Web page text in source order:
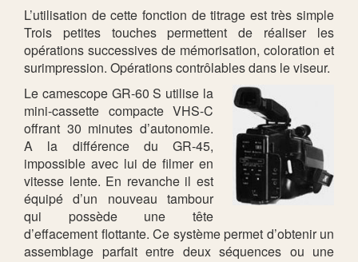
L’utilisation de cette fonction de titrage est très simple
Trois petites touches permettent de réaliser les
opérations successives de mémorisation, coloration et
surimpression. Opérations contrôlables dans le viseur.
Le camescope GR-60 S utilise la
mini-cassette compacte VHS-C
offrant 30 minutes d’autonomie.
A la différence du GR-45,
impossible avec lui de filmer en
vitesse lente. En revanche il est
équipé d’un nouveau tambour
qui possède une tête
d’effacement flottante. Ce système permet d’obtenir un
assemblage parfait entre deux séquences ou une